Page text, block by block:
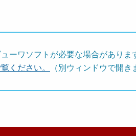
ーワソフトが必要な場合がありま
ください。
（別ウィンドウで開き